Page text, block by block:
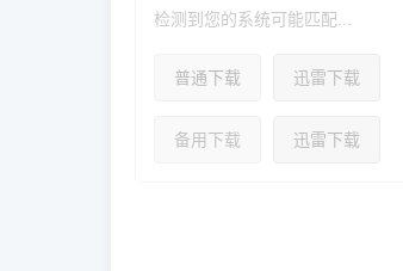
检测到您的系统可能匹配...
普通下载 迅雷下载
备用下载 迅雷下载